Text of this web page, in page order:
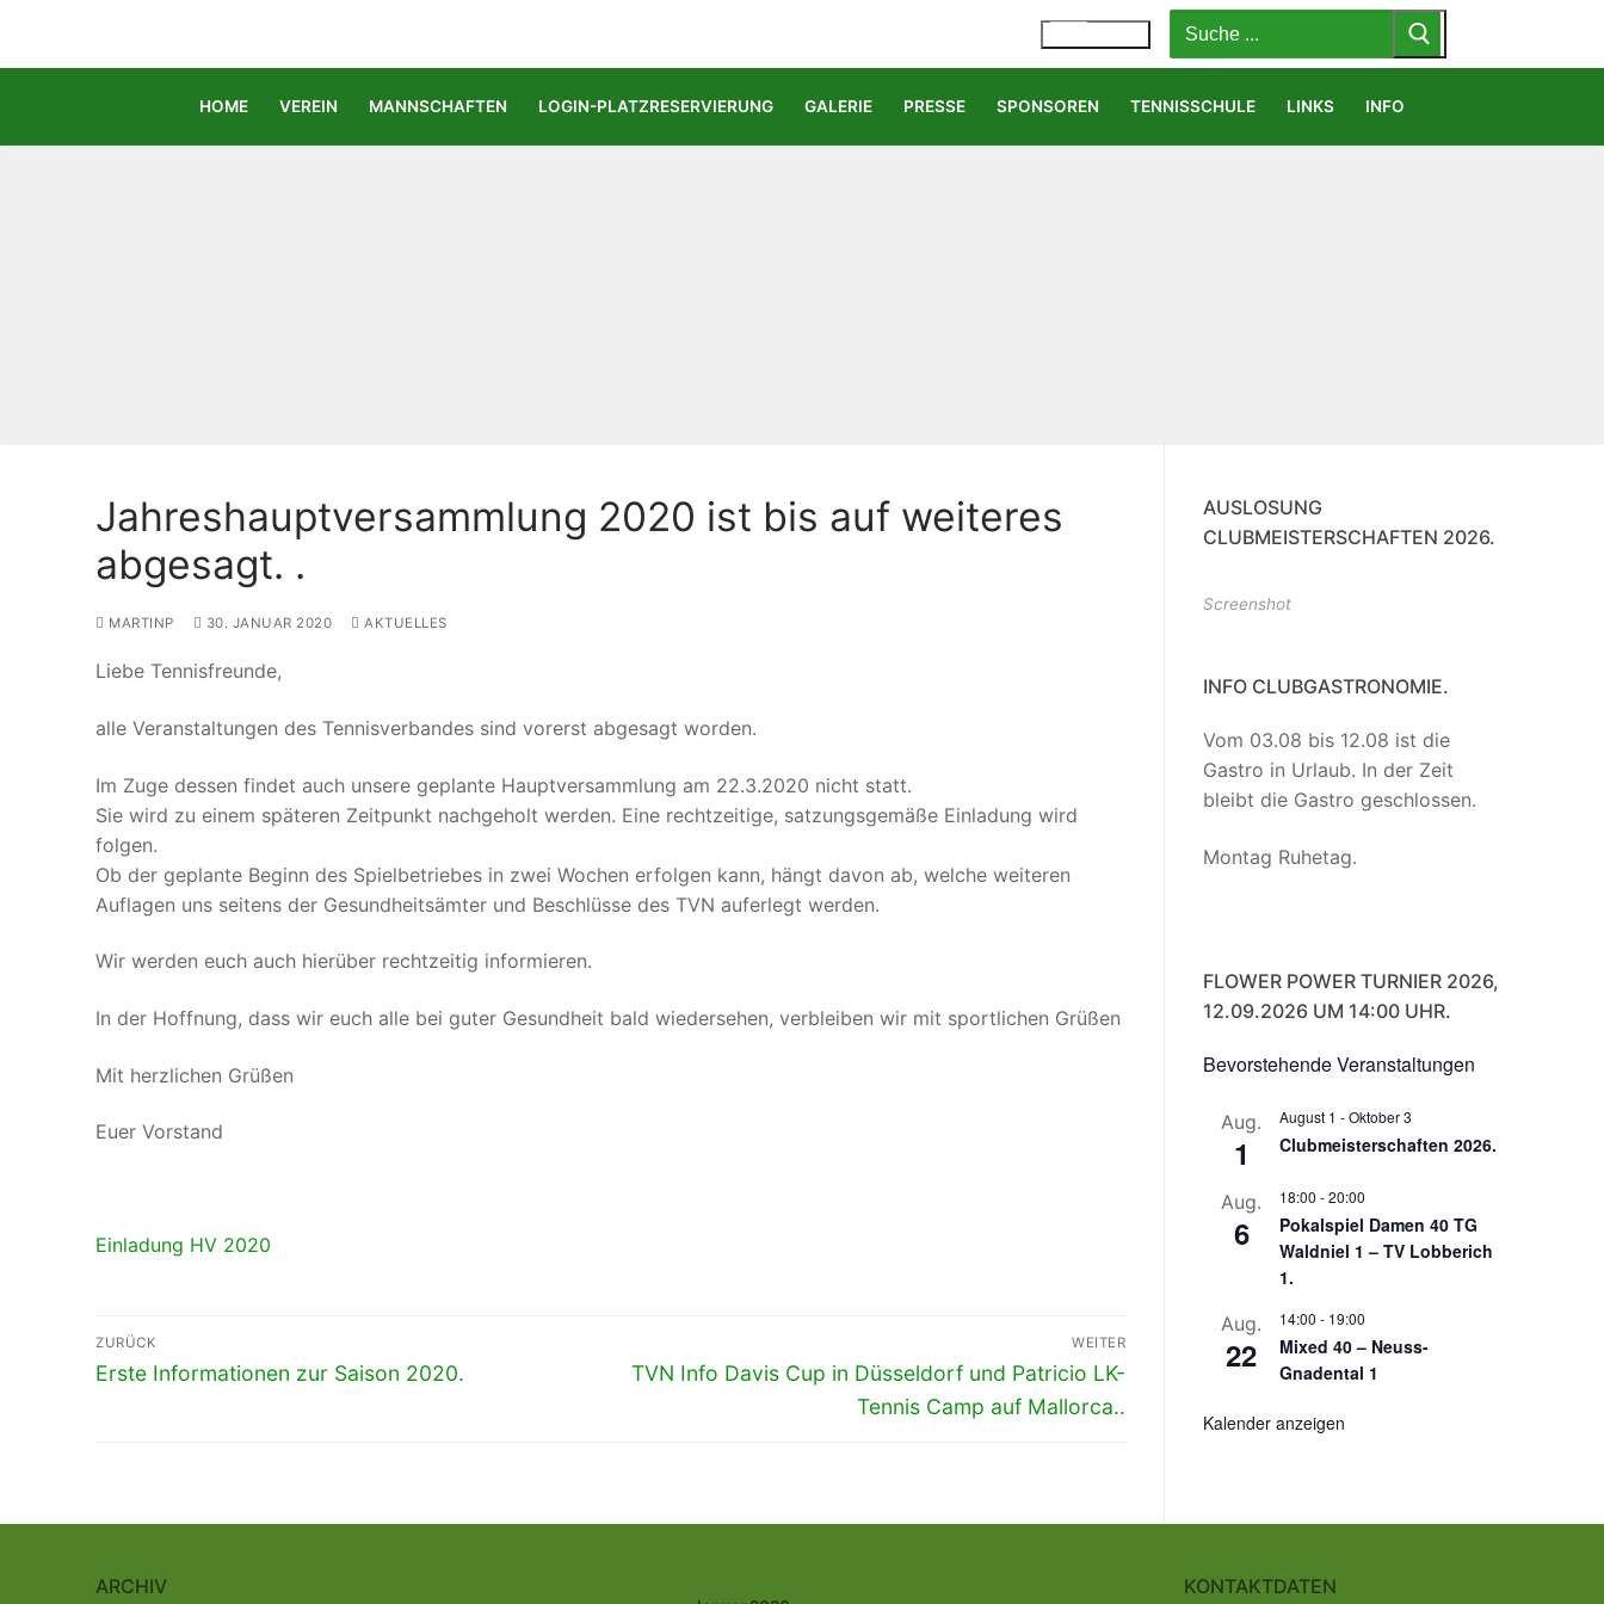
springen
Suchen
nach:
HOME VEREIN MANNSCHAFTEN LOGIN-PLATZRESERVIERUNG GALERIE PRESSE SPONSOREN TENNISSCHULE LINKS INFO
Jahreshauptversammlung 2020 ist bis auf weiteres
abgesagt. .
MARTINP 30. JANUAR 2020 AKTUELLES
Liebe Tennisfreunde,
alle Veranstaltungen des Tennisverbandes sind vorerst abgesagt worden.
Im Zuge dessen findet auch unsere geplante Hauptversammlung am 22.3.2020 nicht statt.
Sie wird zu einem späteren Zeitpunkt nachgeholt werden. Eine rechtzeitige, satzungsgemäße Einladung wird
folgen.
Ob der geplante Beginn des Spielbetriebes in zwei Wochen erfolgen kann, hängt davon ab, welche weiteren
Auflagen uns seitens der Gesundheitsämter und Beschlüsse des TVN auferlegt werden.
Wir werden euch auch hierüber rechtzeitig informieren.
In der Hoffnung, dass wir euch alle bei guter Gesundheit bald wiedersehen, verbleiben wir mit sportlichen Grüßen
Mit herzlichen Grüßen
Euer Vorstand
Einladung HV 2020
Beitragsnavigation
ZURÜCK
Vorheriger
Erste Informationen zur Saison 2020.
WEITER
Nächster
TVN Info Davis Cup in Düsseldorf und Patricio LK-
Tennis Camp auf Mallorca..
AUSLOSUNG
CLUBMEISTERSCHAFTEN 2026.
Screenshot
INFO CLUBGASTRONOMIE.
Vom 03.08 bis 12.08 ist die
Gastro in Urlaub. In der Zeit
bleibt die Gastro geschlossen.
Montag Ruhetag.
FLOWER POWER TURNIER 2026,
12.09.2026 UM 14:00 UHR.
Bevorstehende Veranstaltungen
Aug.
1
August 1 -Oktober 3
Clubmeisterschaften 2026.
Aug.
6
18:00 -20:00
Pokalspiel Damen 40 TG
Waldniel 1 – TV Lobberich
1.
Aug.
22
14:00 - 19:00
Mixed 40 – Neuss-
Gnadental 1
Kalender anzeigen
ARCHIV KONTAKTDATEN